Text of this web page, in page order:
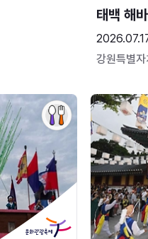
태백 해
강원특별자